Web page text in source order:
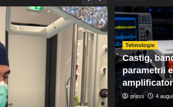
Tehnologie
Castig,
parametrii
press 4